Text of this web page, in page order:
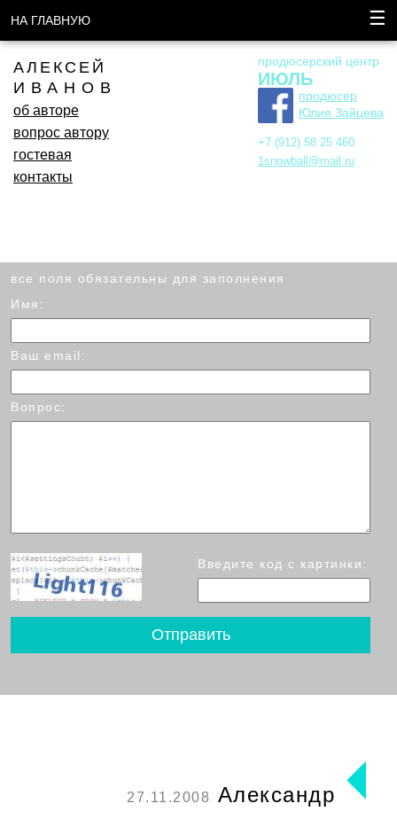
НА ГЛАВНУЮ ☰
АЛЕКСЕЙ
ИВАНОВ
об авторе
вопрос автору
гостевая
контакты
продюсерский центр
ИЮЛЬ
продюсер
Юлия Зайцева
+7 (912) 58 25 460
1snowball@mail.ru
все поля обязательны для заполнения
Имя:
Ваш email:
Вопрос:
Введите код с картинки:
27.11.2008 Александр